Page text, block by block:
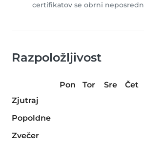
certifikatov se obrni
Razpoložljivost
Pon Tor Sre Čet
Zjutraj
Popoldne
Zvečer